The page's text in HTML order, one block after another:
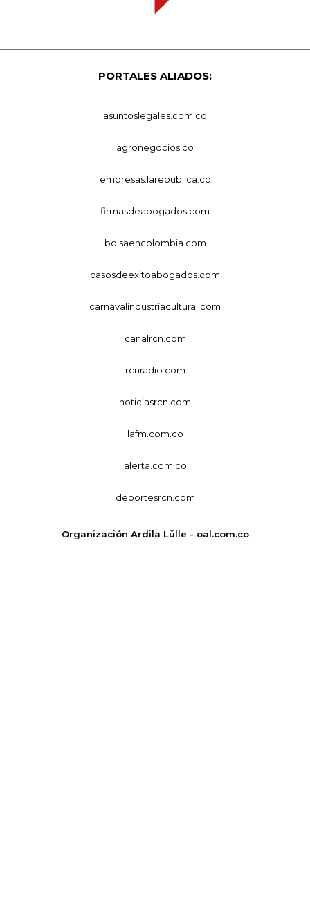
PORTALES ALIADOS:
asuntoslegales.com.co
agronegocios.co
empresas.larepublica.co
firmasdeabogados.com
bolsaencolombia.com
casosdeexitoabogados.com
carnavalindustriacultural.com
canalrcn.com
rcnradio.com
noticiasrcn.com
lafm.com.co
alerta.com.co
deportesrcn.com
Organización Ardila Lülle - oal.com.co